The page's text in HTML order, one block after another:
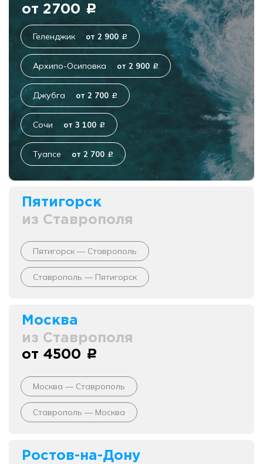
от 2700 c
Геленджик от 2 900 c
Архипо-Осиповка от 2 900 c
Джубга от 2 700 c
Сочи от 3 100 c
Туапсе от 2 700 c
Пятигорск
из Ставрополя
Пятигорск — Ставрополь
Ставрополь — Пятигорск
Москва
из Ставрополя
от 4500 c
Москва — Ставрополь
Ставрополь — Москва
Ростов-на-Дону